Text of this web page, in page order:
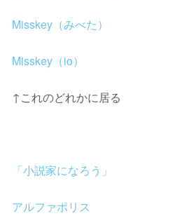
Misskey（みべた）
Misskey（io）
↑これのどれかに居る
「小説家になろう」
アルファポリス